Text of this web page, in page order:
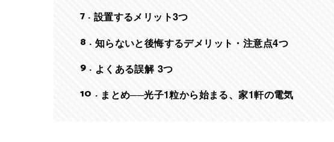
7 設置するメリット3つ
8 知らないと後悔するデメリット・注意点4つ
9 よくある誤解 3つ
10 まとめ──光子1粒から始まる、家1軒の電気